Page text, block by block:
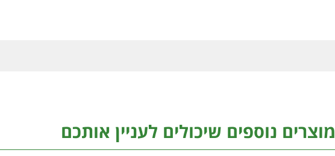
מוצרים נוספים שיכולים לעניין אותכם